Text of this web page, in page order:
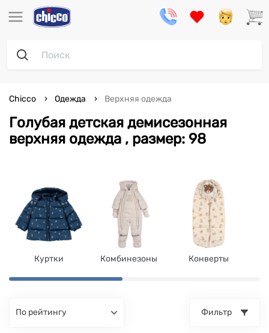
Голубая детская демисезонная
верхняя одежда , размер: 98
Chicco Одежда Верхняя одежда
Куртки Комбинезоны Конверты
по рейтингу Фильтр